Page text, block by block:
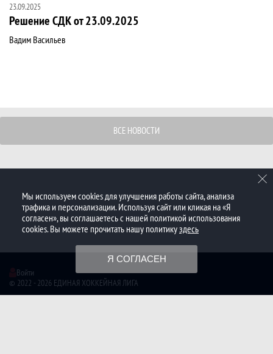
23.09.2025
Решение СДК от 23.09.2025
Вадим Васильев
ВСЕ НОВОСТИ
© 2022 - 2026 ЕДИНАЯ ХОККЕЙНАЯ ЛИГА
Войти
Мы используем cookies для улучшения работы сайта, анализа
трафика и персонализации. Используя сайт или кликая на «Я
согласен», вы соглашаетесь с нашей политикой использования
cookies. Вы можете прочитать нашу политикуздесь
Я СОГЛАСЕН